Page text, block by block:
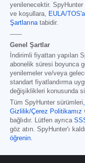
yenilenecektir. SpyHunter
ve koşullara, EULA/TOS'a
Şartlarınatabidir.
------
Genel Şartlar
İndirimli fiyattan yapılan
abonelik süresi boyunca
yenilemeler ve/veya
standart fiyatlandırma
değişiklikleri konusunda
Tüm SpyHunter sürümleri,
Gizlilik/Çerez Politikamız
bağlıdır. Lütfen ayrıca
göz atın. SpyHunter'ı
öğrenin.